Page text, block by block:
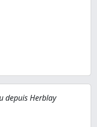
depuis Herblay